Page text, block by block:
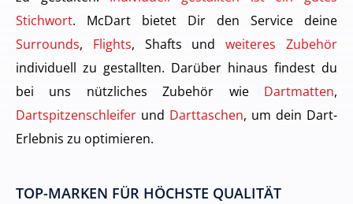
Stichwort. McDart bietet Dir den Service deine
Surrounds, Flights, Shafts undweiteres Zubehör
individuell zu gestallten. Darüber hinaus findest du
bei uns nützliches Zubehör wie Dartmatten,
Dartspitzenschleifer und Darttaschen, um dein Dart-
Erlebnis zu optimieren.
TOP-MARKEN FÜR HÖCHSTE QUALITÄT